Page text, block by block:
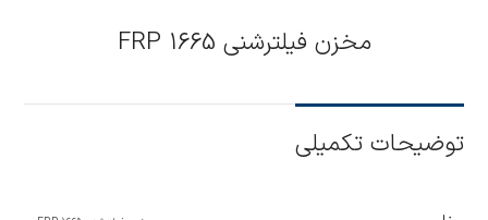
مخزن فیلترشنی 1665 FRP
توضیحات تکمیلی